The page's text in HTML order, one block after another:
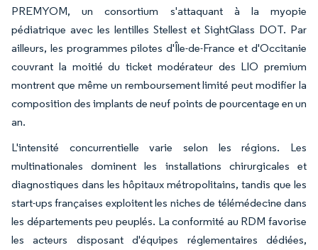
PREMYOM, un consortium s'attaquant à la myopie
pédiatrique avec les lentilles Stellest et SightGlass DOT. Par
ailleurs, les programmes pilotes d'Île-de-France et d'Occitanie
couvrant la moitié du ticket modérateur des LIO premium
montrent que même un remboursement limité peut modifier la
composition des implants de neuf points de pourcentage en un
an.
L'intensité concurrentielle varie selon les régions. Les
multinationales dominent les installations chirurgicales et
diagnostiques dans les hôpitaux métropolitains, tandis que les
start-ups françaises exploitent les niches de télémédecine dans
les départements peu peuplés. La conformité au RDM favorise
les acteurs disposant d'équipes réglementaires dédiées,